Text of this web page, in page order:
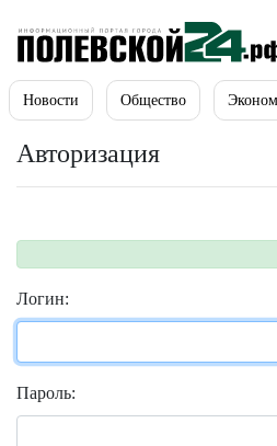
Новости Общество
Авторизация
Логин:
Пароль: